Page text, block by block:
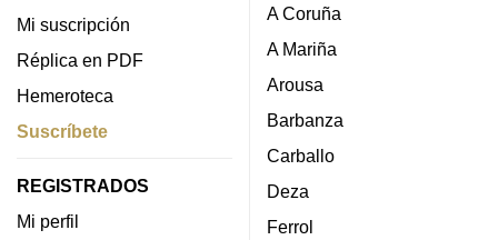
Mi suscripción
Réplica en PDF
Hemeroteca
Suscríbete
REGISTRADOS
Mi perfil
A Coruña
A Mariña
Arousa
Barbanza
Carballo
Deza
Ferrol